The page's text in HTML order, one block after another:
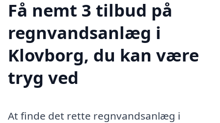
Få nemt 3 tilbud på
regnvandsanlæg i
Klovborg, du kan være
tryg ved
At finde det rette regnvandsanlæg i